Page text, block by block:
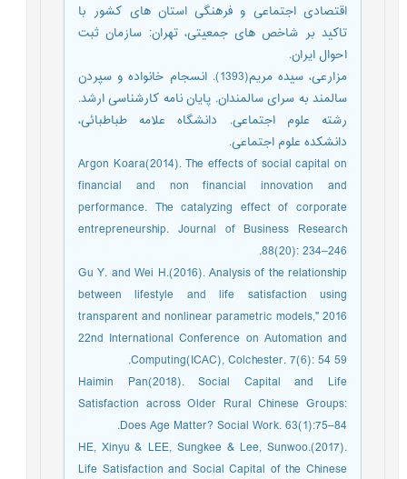
اقتصادی اجتماعی و فرهنگی استان های کشور با
تاکید بر شاخص های جمعیتی، تهران: سازمان ثبت
احوال ایران.
مزارعی، سیده مریم(1393). انسجام خانواده و سپردن
سالمند به سرای سالمندان. پایان نامه کارشناسی ارشد.
رشته علوم اجتماعی. دانشگاه علامه طباطبائی،
دانشکده علوم اجتماعی.
Argon Koara(2014). The effects of social capital on
financial and non financial innovation and
performance. The catalyzing effect of corporate
entrepreneurship. Journal of Business Research
88(20): 234–246.
Gu Y. and Wei H.(2016). Analysis of the relationship
between lifestyle and life satisfaction using
transparent and nonlinear parametric models," 2016
22nd International Conference on Automation and
Computing(ICAC), Colchester. 7(6): 54 59.
Haimin Pan(2018). Social Capital and Life
Satisfaction across Older Rural Chinese Groups:
Does Age Matter? Social Work. 63(1):75–84.
HE, Xinyu & LEE, Sungkee & Lee, Sunwoo.(2017).
Life Satisfaction and Social Capital of the Chinese